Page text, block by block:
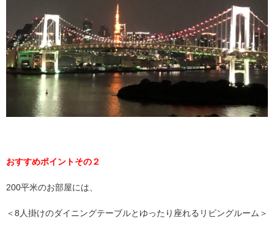
おすすめポイントその２
200平米のお部屋には、
＜8人掛けのダイニングテーブルとゆったり座れるリビングルーム＞